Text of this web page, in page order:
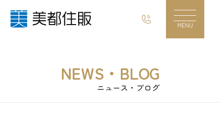
「断熱等級6」の建売住宅｜美都住販
MENU
NEWS・BLOG
ニュース・ブログ